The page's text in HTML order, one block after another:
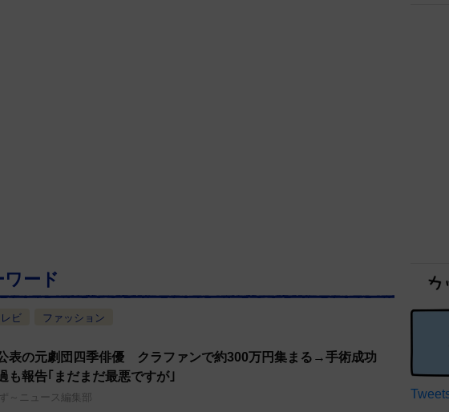
ード
ビ ファッション
表の元劇団四季俳優 クラファンで約300万円集まる→手術成功
も報告｢まだまだ最悪ですが｣
～ニュース編集部